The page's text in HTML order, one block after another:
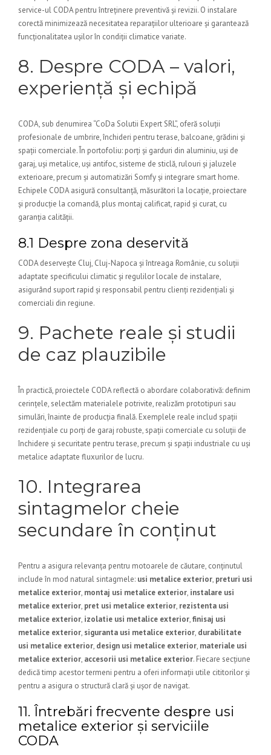
service-ul CODA pentru întreținere preventivă și revizii. O instalare
corectă minimizează necesitatea reparațiilor ulterioare și garantează
funcționalitatea ușilor în condiții climatice variate.
8. Despre CODA – valori,
experiență și echipă
CODA, sub denumirea “CoDa Solutii Expert SRL”, oferă soluții
profesionale de umbrire, închideri pentru terase, balcoane, grădini și
spații comerciale. În portofoliu: porți și garduri din aluminiu, uși de
garaj, uși metalice, uși antifoc, sisteme de sticlă, rulouri și jaluzele
exterioare, precum și automatizări Somfy și integrare smart home.
Echipele CODA asigură consultanță, măsurători la locație, proiectare
și producție la comandă, plus montaj calificat, rapid și curat, cu
garanția calității.
8.1 Despre zona deservită
CODA deservește Cluj, Cluj-Napoca și întreaga Românie, cu soluții
adaptate specificului climatic și regulilor locale de instalare,
asigurând suport rapid și responsabil pentru clienți rezidențiali și
comerciali din regiune.
9. Pachete reale și studii
de caz plauzibile
În practică, proiectele CODA reflectă o abordare colaborativă: definim
cerințele, selectăm materialele potrivite, realizăm prototipuri sau
simulări, înainte de producția finală. Exemplele reale includ spații
rezidențiale cu porți de garaj robuste, spații comerciale cu soluții de
închidere și securitate pentru terase, precum și spații industriale cu uși
metalice adaptate fluxurilor de lucru.
10. Integrarea
sintagmelor cheie
secundare în conținut
Pentru a asigura relevanța pentru motoarele de căutare, conținutul
include în mod natural sintagmele: usi metalice exterior, preturi usi
metalice exterior, montaj usi metalice exterior, instalare usi
metalice exterior, pret usi metalice exterior, rezistenta usi
metalice exterior, izolatie usi metalice exterior,finisaj usi
metalice exterior, siguranta usi metalice exterior, durabilitate
usi metalice exterior, design usi metalice exterior, materiale usi
metalice exterior, accesorii usi metalice exterior. Fiecare secțiune
dedică timp acestor termeni pentru a oferi informații utile cititorilor și
pentru a asigura o structură clară și ușor de navigat.
11. Întrebări frecvente despre usi
metalice exterior și serviciile
CODA